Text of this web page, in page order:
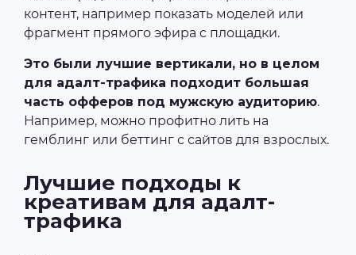
контент, например показать моделей или
фрагмент прямого эфира с площадки.
Это были лучшие вертикали, но в целом
для адалт-трафика подходит большая
часть офферов под мужскую аудиторию.
Например, можно профитно лить на
гемблинг или беттинг с сайтов для взрослых.
Лучшие подходы к
креативам для адалт-
трафика